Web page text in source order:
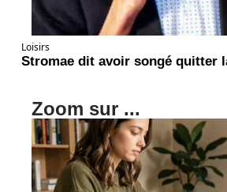
Loisirs
Stromae dit avoir songé quitter
Zoom sur ...